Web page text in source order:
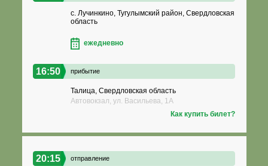
с. Лучинкино, Тугулымский район, Свердловская
область
ежедневно
16:50 прибытие
Талица, Свердловская область
Автовокзал, ул. Васильева, 1А
Как купить билет?
20:15 отправление